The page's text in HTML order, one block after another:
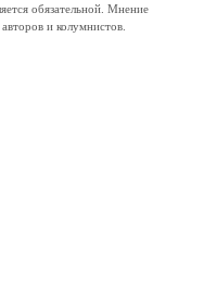
обязательной. Мнение
и колумнистов.